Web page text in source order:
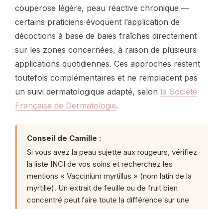
couperose légère, peau réactive chronique —
certains praticiens évoquent l’application de
décoctions à base de baies fraîches directement
sur les zones concernées, à raison de plusieurs
applications quotidiennes. Ces approches restent
toutefois complémentaires et ne remplacent pas
un suivi dermatologique adapté, selon la Société
Française de Dermatologie.
Conseil de Camille :
Si vous avez la peau sujette aux rougeurs, vérifiez
la liste INCI de vos soins et recherchez les
mentions « Vaccinium myrtillus » (nom latin de la
myrtille). Un extrait de feuille ou de fruit bien
concentré peut faire toute la différence sur une